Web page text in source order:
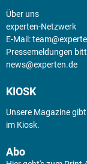
Über uns
experten-Netzwerk
E-Mail:
Pressemeldungen
news@experten.de
KIOSK
Unsere Magazine gibt
im Kiosk.
Abo